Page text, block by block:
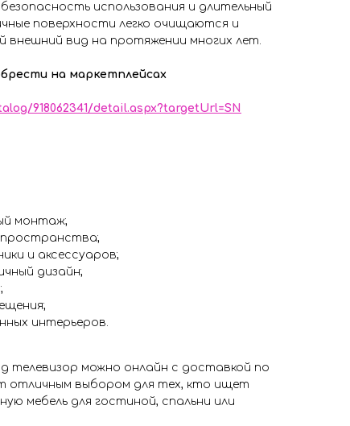
использования и длительный
поверхности легко очищаются и
внешний вид на протяжении многих лет.
на маркетплейсах
918062341/detail.aspx?targetUrl=SN
монтаж;
пространства;
и аксессуаров;
дизайн;
интерьеров.
телевизор можно онлайн с доставкой по
отличным выбором для тех, кто ищет
мебель для гостиной, спальни или